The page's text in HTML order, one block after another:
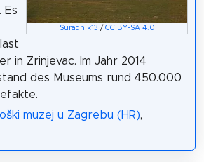
Suradnik13 / CC BY-SA 4.0
Es
in Zrinjevac. Im Jahr 2014
des Museums rund 450.000
muzej u Zagrebu (HR),